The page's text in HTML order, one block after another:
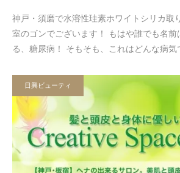
神戸・須磨で水溶性珪素ホワイトシリカ取
室のゴンでございます！ もはや誰でも名前
る、糖尿病！ そもそも、これはどんな病気
日興ビューティ